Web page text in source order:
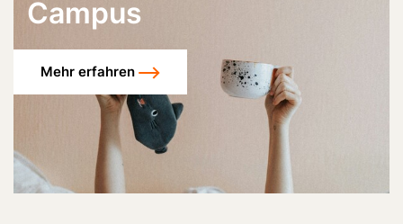
Campus
Mehr erfahren